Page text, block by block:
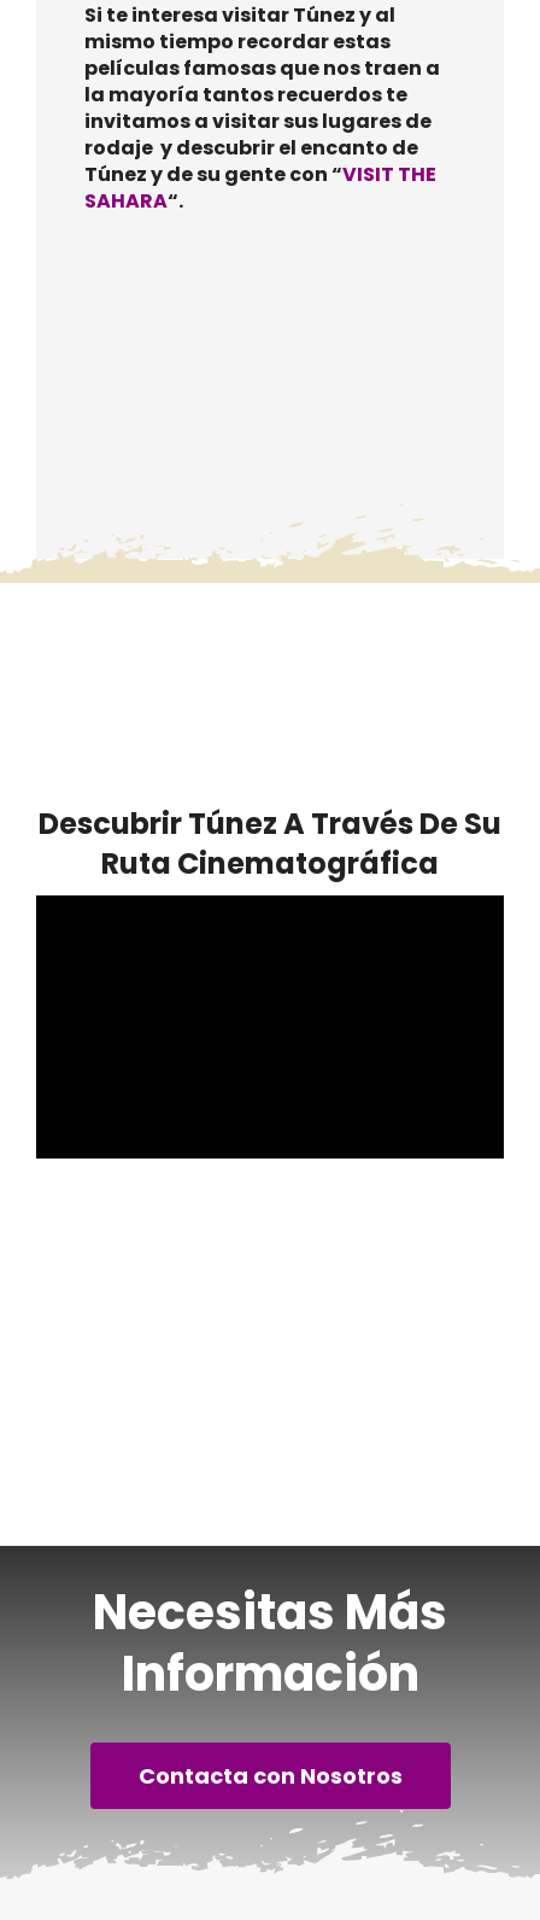
Si te interesa visitar Túnez y al
mismo tiempo recordar estas
películas famosas que nos traen a
la mayoría tantos recuerdos te
invitamos a visitar sus lugares de
rodaje y descubrir el encanto de
Túnez y de su gente con “VISIT THE
SAHARA“.
Descubrir Túnez A Través De Su
Ruta Cinematográfica
Necesitas Más
Información
Contacta con Nosotros